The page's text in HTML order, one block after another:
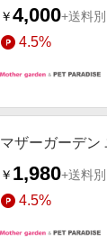
￥4,000+送料別
4.5%
マザーガーデン
￥ 1,980+送料別
4.5%